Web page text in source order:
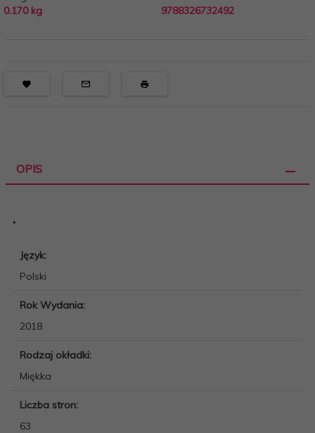
0.170 kg
9788326732492
OPIS
.
Język:
Polski
Rok Wydania:
2018
Rodzaj okładki:
Miękka
Liczba stron:
63